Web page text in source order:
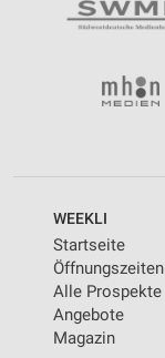
WEEKLI
Startseite
Öffnungszeiten
Alle Prospekte
Angebote
Magazin